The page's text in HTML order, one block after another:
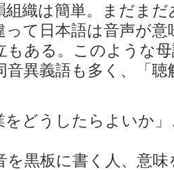
織は簡単。まだま
って日本語は音声が
もある。このような
音異義語も多く、「
どうしたらよいか」
黒板に書く人、意